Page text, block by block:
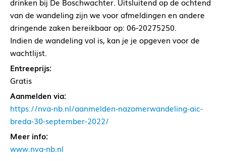
van de wandeling zijn we voor afmeldingen en andere
dringende zaken bereikbaar op: 06-20275250.
Indien de wandeling vol is, kan je je opgeven voor de
wachtlijst.
Entreeprijs:
Gratis
Aanmelden via:
https://nva-nb.nl/aanmelden-nazomerwandeling-aic-
breda-30-september-2022/
Meer info:
www.nva-nb.nl